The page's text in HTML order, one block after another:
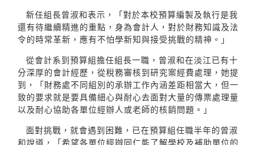
新任組長曾淑和表示，「對於本校預算編製及執行是我
還有待繼續精進的重點，身為會計人，對於財務知識及法
令的時常革新，應有不怕學新知與接受挑戰的精神。」
從會計系到預算組擔任組長一職，曾淑和在淡江已有十
分深厚的會計經歷，從稅務審核到研究案經費處理，她提
到，「財務處不同組別的承辦工作內涵差距相當大，但一
致的要求就是要具備細心與耐心去面對大量的傳票處理量
以及耐心協助各單位經辦人或老師的核銷問題。」
面對挑戰，就會遇到困難，已在預算組任職半年的曾淑
和說道，「希望各單位經辦同仁能了解學校及補助單位的